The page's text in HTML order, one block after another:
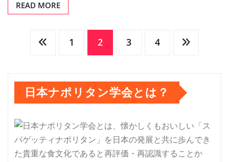
READ MORE
稿
の
ペ
1 2 3 4
日本ナポリタン学会とは？